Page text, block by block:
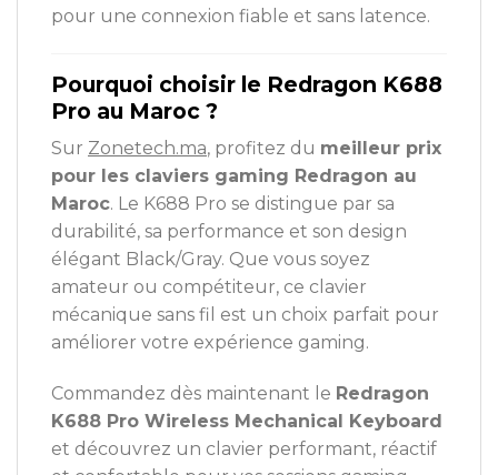
pour une connexion fiable et sans latence.
Pourquoi choisir le Redragon K688
Pro au Maroc ?
Sur Zonetech.ma, profitez du meilleur prix
pour les claviers gaming Redragon au
Maroc. Le K688 Pro se distingue par sa
durabilité, sa performance et son design
élégant Black/Gray. Que vous soyez
amateur ou compétiteur, ce clavier
mécanique sans fil est un choix parfait pour
améliorer votre expérience gaming.
Commandez dès maintenant le Redragon
K688 Pro Wireless Mechanical Keyboard
et découvrez un clavier performant, réactif